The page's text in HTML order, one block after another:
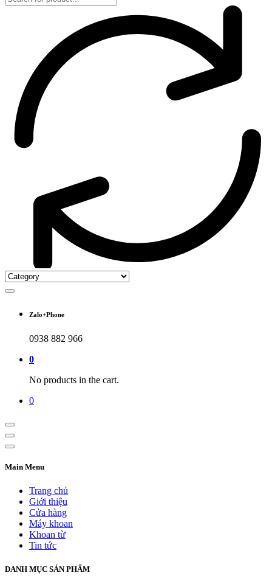
Zalo+Phone
0938 882 966
0
No products in the cart.
0
Main Menu
Trang chủ
Giới thiệu
Cửa hàng
Máy khoan
Khoan từ
Tin tức
DANH MỤC SẢN PHẨM